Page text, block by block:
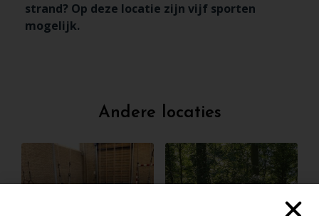
strand? Op deze locatie zijn vijf sporten
mogelijk.
Andere locaties